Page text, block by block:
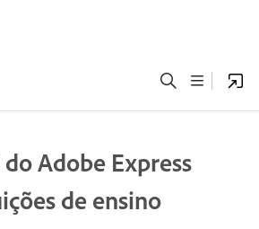
Adobe Express
de ensino